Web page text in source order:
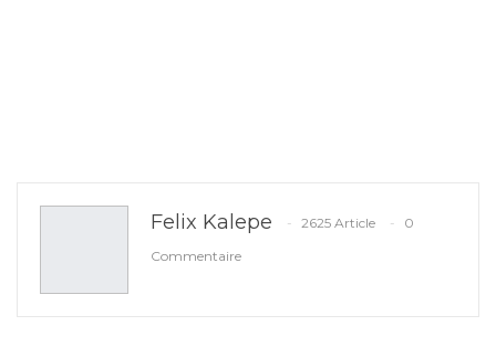
Felix Kalepe 2625 Article
0
Commentaire